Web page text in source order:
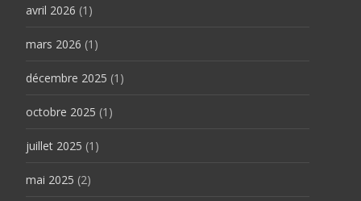
avril 2026 (1)
mars 2026 (1)
décembre 2025 (1)
octobre 2025 (1)
juillet 2025 (1)
mai 2025 (2)